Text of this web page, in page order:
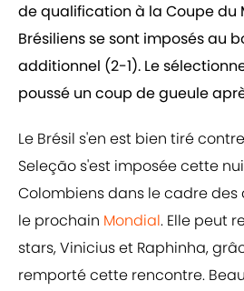
de qualification à la Coupe du
Brésiliens se sont imposés au
additionnel (2-1). Le
poussé un coup de gueule
Le Brésil s'en est bien tiré
Seleção s'est imposée cette
Colombiens dans le cadre
le prochain Mondial. Elle peut
stars, Vinicius et Raphinha,
remporté cette rencontre.